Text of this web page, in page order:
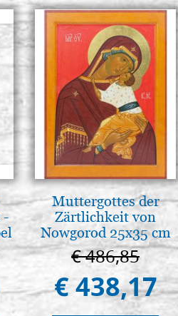
-
Muttergottes der
Zärtlichkeit von
Nowgorod 25x35 cm
€ 486,85
€ 438,17